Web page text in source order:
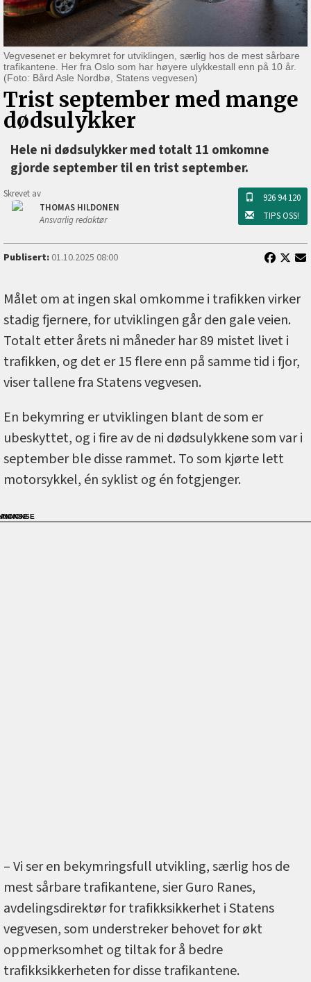
Vegvesenet er bekymret for utviklingen, særlig hos de mest sårbare
trafikantene. Her fra Oslo som har høyere ulykkestall enn på 10 år.
(Foto: Bård Asle Nordbø, Statens vegvesen)
Trist september med mange
dødsulykker
Hele ni dødsulykker med totalt 11 omkomne
gjorde september til en trist september.
Skrevet av
THOMAS HILDONEN
Ansvarlig redaktør
926 94 120
TIPS OSS!
Publisert:01.10.2025 08:00
Målet om at ingen skal omkomme i trafikken virker
stadig fjernere, for utviklingen går den gale veien.
Totalt etter årets ni måneder har 89 mistet livet i
trafikken, og det er 15 flere enn på samme tid i fjor,
viser tallene fra Statens vegvesen.
En bekymring er utviklingen blant de som er
ubeskyttet, og i fire av de ni dødsulykkene som var i
september ble disse rammet. To som kjørte lett
motorsykkel, én syklist og én fotgjenger.
– Vi ser en bekymringsfull utvikling, særlig hos de
mest sårbare trafikantene, sier Guro Ranes,
avdelingsdirektør for trafikksikkerhet i Statens
vegvesen, som understreker behovet for økt
oppmerksomhet og tiltak for å bedre
trafikksikkerheten for disse trafikantene.